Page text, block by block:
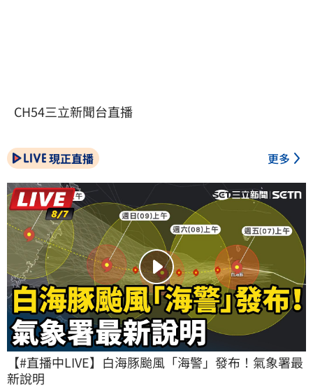
CH54三立新聞台直播
現正直播 更多
【#直播中LIVE】白海豚颱風「海警」發布！氣象署最
新說明